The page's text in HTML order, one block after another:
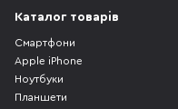
Каталог товарів
Смартфони
Apple iPhone
Ноутбуки
Планшети